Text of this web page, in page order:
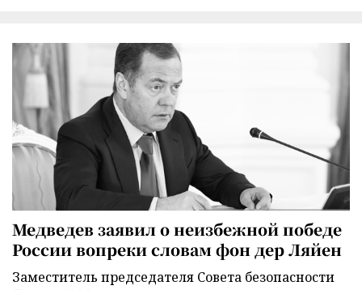
Медведев заявил о неизбежной победе
России вопреки словам фон дер Ляйен
Заместитель председателя Совета безопасности